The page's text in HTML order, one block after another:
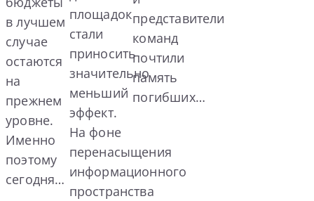
в лучшем
случае
остаются
на
прежнем
уровне.
Именно
поэтому
сегодня…
площадок
стали
приносить
значительно
меньший
эффект.
На фоне
перенасыщения
информационного
пространства
представители
команд
почтили
память
погибших…